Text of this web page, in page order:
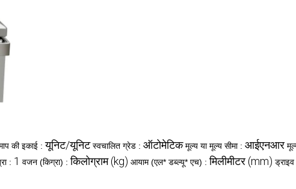
की इकाई :यूनिट/यूनिट स्वचालित ग्रेड : ऑटोमेटिक मूल्य या मूल्य सीमा : आईएनआर
: 1 वजन (किग्रा) :किलोग्राम (kg) आयाम (एल* डब्ल्यू* एच) :मिलीमीटर (mm)